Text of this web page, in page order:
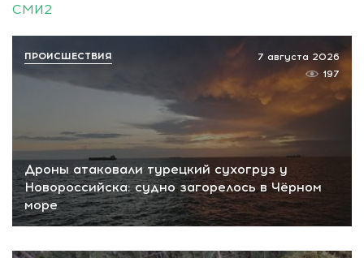
СМИ2
Дроны атаковали турецкий сухогруз у
Новороссийска: судно загорелось в Чёрном
море
7 августа 2026
197
ПРОИСШЕСТВИЯ